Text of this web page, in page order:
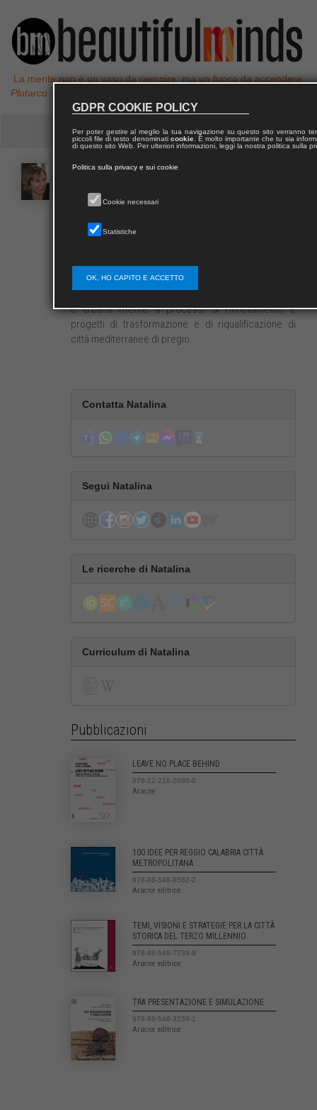
La mente non è un vaso da riempire, ma un fuoco da accendere,
Plutarco
NatalinaCARRÀ
Natalina Carrà è ricercatore confermato di ICAR/21
(Urbanistica) presso l’Università Mediterranea di
seconda fascia, svolge attività di ricerca presso il
Dipartimento PAU. Per la sua attività di ricerca si
occupa di problematiche di pianificazione territoriale
e urbana riferite a processi di rinnovamento e
progetti di trasformazione e di riqualificazione di
città mediterranee di pregio.
Contatta Natalina
Segui Natalina
Le ricerche di Natalina
Curriculum di Natalina
Pubblicazioni
LEAVE NO PLACE BEHIND
979-12-218-2030-0
Aracne
100 IDEE PER REGGIO CALABRIA CITTÀ
METROPOLITANA
978-88-548-8562-2
Aracne editrice
TEMI, VISIONI E STRATEGIE PER LA CITTÀ
STORICA DEL TERZO MILLENNIO
978-88-548-7739-9
Aracne editrice
TRA PRESENTAZIONE E SIMULAZIONE
978-88-548-3238-1
Aracne editrice
GDPR COOKIE POLICY
Per poter gestire al meglio la tua navigazione su questo sito verranno
piccoli file di testo denominati cookie. È molto importante che tu sia
di questo sito Web. Per ulteriori informazioni, leggi la nostra politica sulla
Politica sulla privacy e sui cookie
Cookie necessari
Statistiche
OK, HO CAPITO E ACCETTO